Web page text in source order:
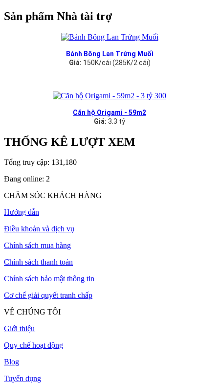
Sản phẩm Nhà tài trợ
Bánh Bông Lan Trứng Muối
Giá: 150K/cái (285K/2 cái)
Căn hộ Origami - 59m2
Giá: 3.3 tỷ
THỐNG KÊ LƯỢT XEM
Tổng truy cập: 131,180
Đang online: 2
CHĂM SÓC KHÁCH HÀNG
Hướng dẫn
Điều khoản và dịch vụ
Chính sách mua hàng
Chính sách thanh toán
Chính sách bảo mật thông tin
Cơ chế giải quyết tranh chấp
VỀ CHÚNG TÔI
Giới thiệu
Quy chế hoạt động
Blog
Tuyển dụng